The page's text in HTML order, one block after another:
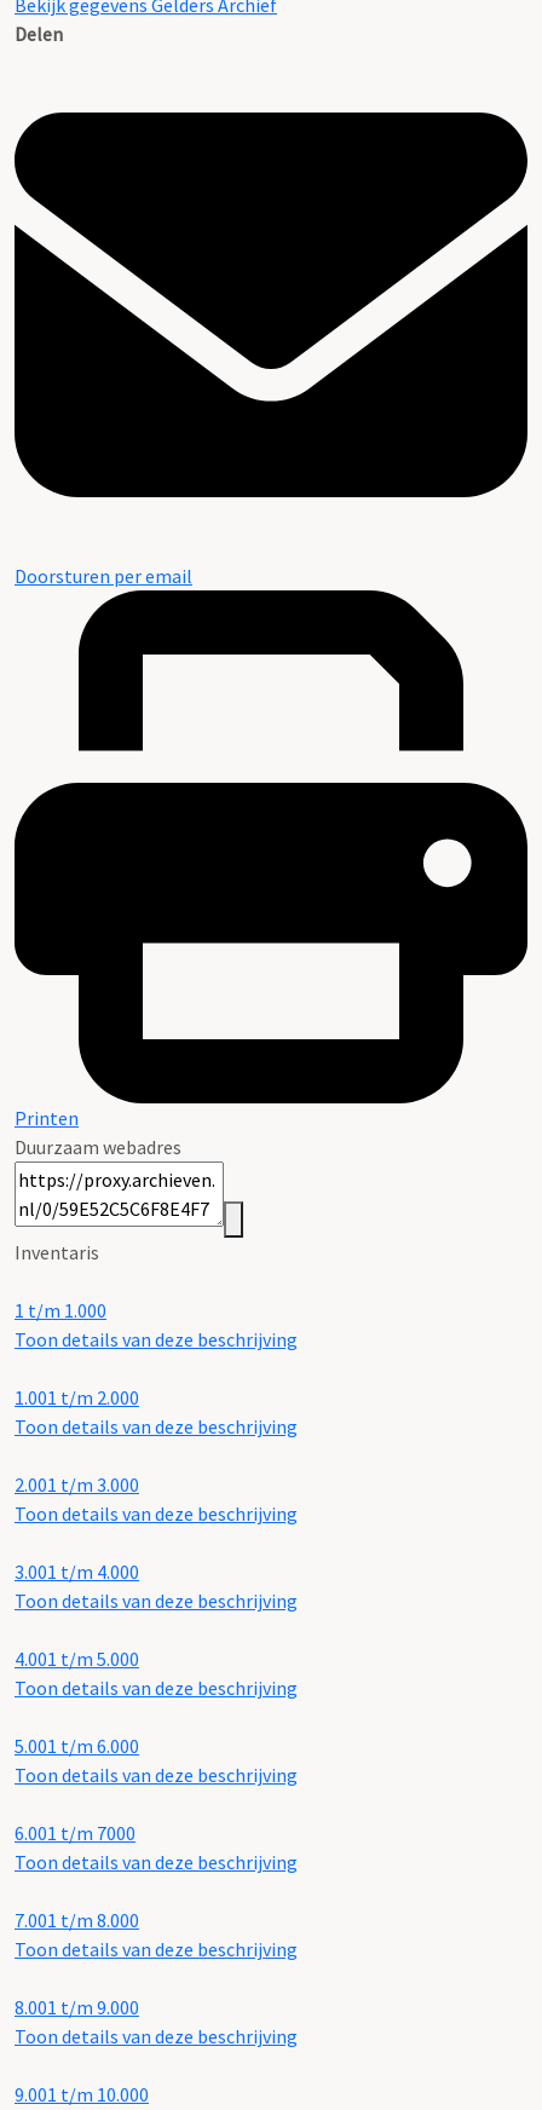
Bekijk gegevens Gelders Archief
Delen
Doorsturen per email
Printen
Duurzaam webadres
Inventaris
1 t/m 1.000
Toon details van deze beschrijving
1.001 t/m 2.000
Toon details van deze beschrijving
2.001 t/m 3.000
Toon details van deze beschrijving
3.001 t/m 4.000
Toon details van deze beschrijving
4.001 t/m 5.000
Toon details van deze beschrijving
5.001 t/m 6.000
Toon details van deze beschrijving
6.001 t/m 7000
Toon details van deze beschrijving
7.001 t/m 8.000
Toon details van deze beschrijving
8.001 t/m 9.000
Toon details van deze beschrijving
9.001 t/m 10.000